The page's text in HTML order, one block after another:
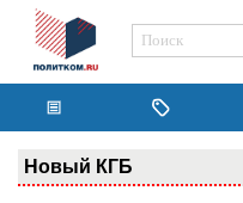
Новый КГБ